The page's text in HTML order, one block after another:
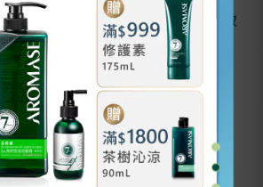
使用者可以經由瀏覽器的設定，取
，但可能因此無法使用部份網站
何取消、或限制此項功能，請與
務中心聯絡。